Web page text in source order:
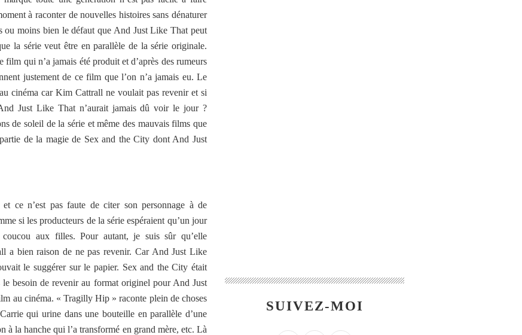
à raconter de nouvelles histoires sans dénaturer
moins bien le défaut que And Just Like That peut
la série veut être en parallèle de la série originale.
qui n’a jamais été produit et d’après des rumeurs
justement de ce film que l’on n’a jamais eu. Le
cinéma car Kim Cattrall ne voulait pas revenir et si
Just Like That n’aurait jamais dû voir le jour ?
de soleil de la série et même des mauvais films que
de la magie de Sex and the City dont And Just
ce n’est pas faute de citer son personnage à de
si les producteurs de la série espéraient qu’un jour
coucou aux filles. Pour autant, je suis sûr qu’elle
a bien raison de ne pas revenir. Car And Just Like
le suggérer sur le papier. Sex and the City était
besoin de revenir au format originel pour And Just
au cinéma. « Tragilly Hip » raconte plein de choses
qui urine dans une bouteille en parallèle d’une
à la hanche qui l’a transformé en grand mère, etc. Là
SUIVEZ-MOI